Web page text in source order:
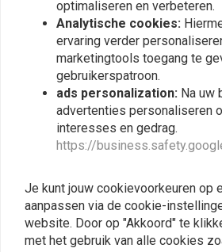
Easyriders
EBR
optimaliseren en verbeteren.
Analytische cookies:
ervaring verder
marketingtools toegang te
gebruikerspatroon.
ads personalization: Na uw
advertenties personaliseren
interesses en gedrag.
https://
Je kunt jouw cookievoorkeuren op
aanpassen via de cookie-
website. Door op "Akkoord" te
met het gebruik van alle cookies